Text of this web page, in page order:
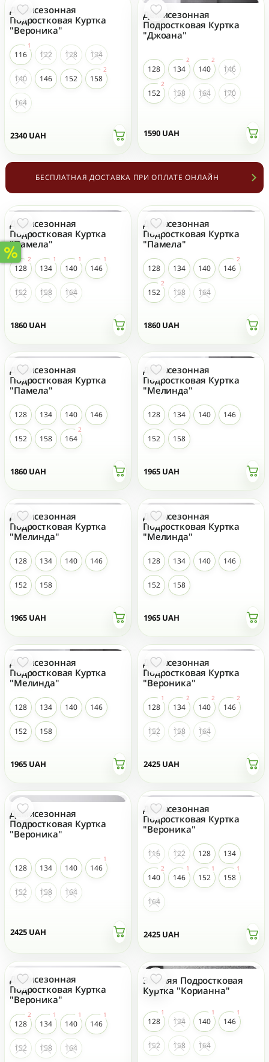
2340 UAH
Демисезонная
Подростковая Куртка
"Вероника"
116 122 128 134
140 146 152 158
164
1590 UAH
Демисезонная
Подростковая Куртка
"Джоана"
128 134 140 146
152 158 164 170
БЕСПЛАТНАЯ ДОСТАВКА ПРИ ОПЛАТЕ ОНЛАЙН
1860 UAH
Демисезонная
Подростковая Куртка
"Памела"
128 134 140 146
152 158 164
1860 UAH
Демисезонная
Подростковая Куртка
"Памела"
128 134 140 146
152 158 164
1860 UAH
Демисезонная
Подростковая Куртка
"Памела"
128 134 140 146
152 158 164
1965 UAH
Демисезонная
Подростковая Куртка
"Мелинда"
128 134 140 146
152 158
1965 UAH
Демисезонная
Подростковая Куртка
"Мелинда"
128 134 140 146
152 158
1965 UAH
Демисезонная
Подростковая Куртка
"Мелинда"
128 134 140 146
152 158
1965 UAH
Демисезонная
Подростковая Куртка
"Мелинда"
128 134 140 146
152 158
2425 UAH
Демисезонная
Подростковая Куртка
"Вероника"
128 134 140 146
152 158 164
2425 UAH
Демисезонная
Подростковая Куртка
"Вероника"
128 134 140 146
152 158 164
2425 UAH
Демисезонная
Подростковая Куртка
"Вероника"
116 122 128 134
140 146 152 158
164
Демисезонная
Подростковая Куртка
"Вероника"
128 134 140 146
152 158 164
- 20 %
Зимняя Подростковая
Куртка "Корианна"
128 134 140 146
152 158 164